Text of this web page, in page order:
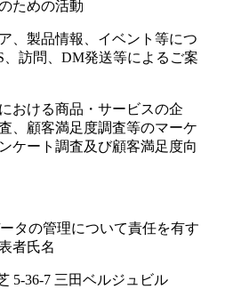
ための活動
、製品情報、イベント等につ
、訪問、DM発送等によるご案
おける商品・サービスの企
、顧客満足度調査等のマーケ
ケート調査及び顧客満足度向
タの管理について責任を有す
者氏名
5-36-7 三田ベルジュビル